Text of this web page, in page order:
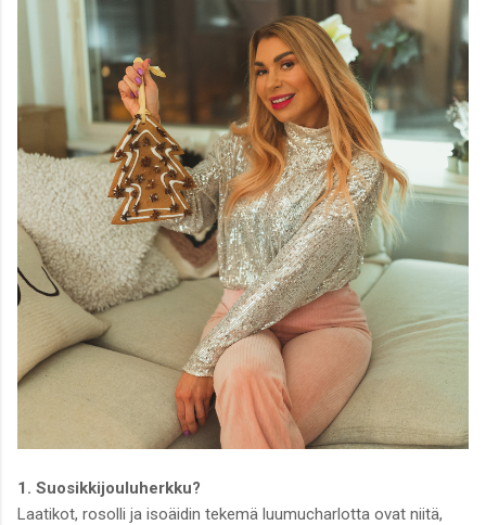
1. Suosikkijouluherkku?
Laatikot, rosolli ja isoäidin tekemä luumucharlotta ovat niitä,